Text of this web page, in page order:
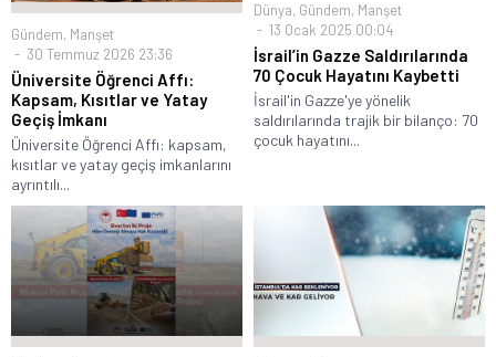
Gündem, Manşet
30 Temmuz 2026 23:36
Üniversite Öğrenci Affı:
Kapsam, Kısıtlar ve Yatay
Geçiş İmkanı
Üniversite Öğrenci Affı: kapsam,
kısıtlar ve yatay geçiş imkanlarını
ayrıntılı...
Dünya, Gündem, Manşet
13 Ocak 2025 00:04
İsrail’in Gazze Saldırılarında
70 Çocuk Hayatını Kaybetti
İsrail'in Gazze'ye yönelik
saldırılarında trajik bir bilanço: 70
çocuk hayatını...